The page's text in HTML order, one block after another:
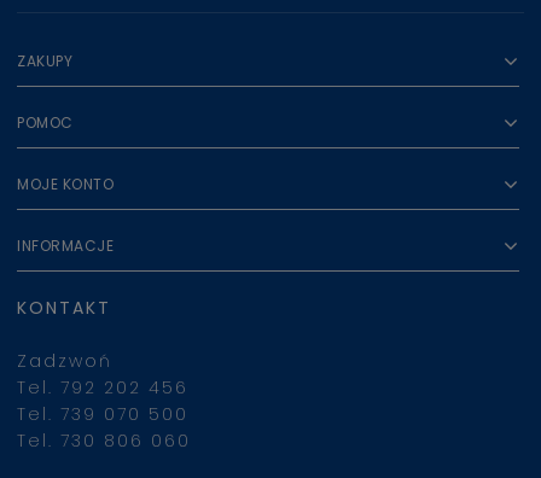
ZAKUPY
POMOC
MOJE KONTO
INFORMACJE
KONTAKT
Zadzwoń
Tel. 792 202 456
Tel. 739 070 500
Tel. 730 806 060